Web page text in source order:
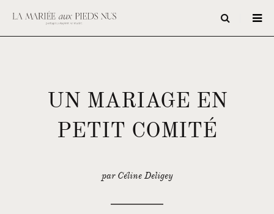
UN MARIAGE EN
PETIT COMITÉ
par Céline Deligey